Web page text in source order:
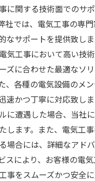
に関する技術面でのサ
社では、電気工事の専
なサポートを提供致し
気工事において高い技
ズに合わせた最適なソ
、各種の電気設備のメ
速かつ丁寧に対応致し
に遭遇した場合、当社
します。また、電気工
場合には、詳細なアド
スにより、お客様の電
事をスムーズかつ安全